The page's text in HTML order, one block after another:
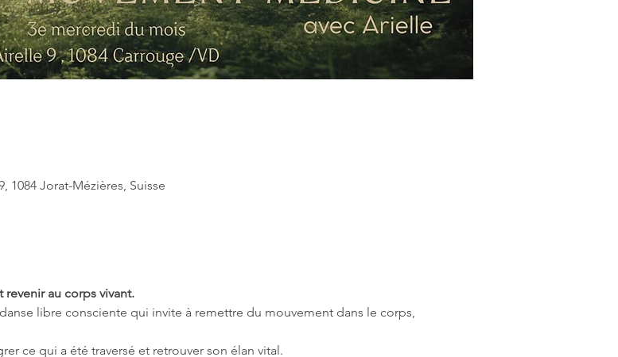
1084 Jorat-Mézières, Suisse
au corps vivant.
libre consciente qui invite à remettre du mouvement dans le corps,
ce qui a été traversé et retrouver son élan vital.